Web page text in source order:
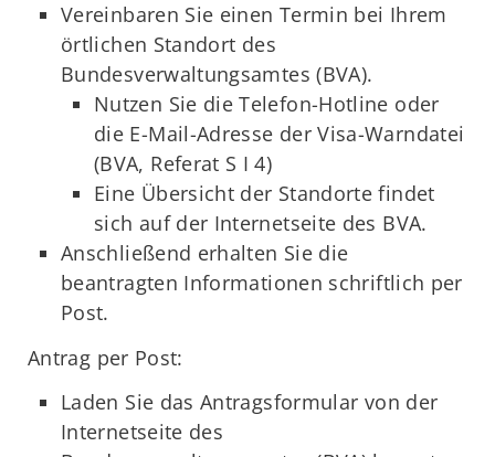
Vereinbaren Sie einen Termin bei Ihrem
örtlichen Standort des
Bundesverwaltungsamtes (BVA).
Nutzen Sie die Telefon-Hotline oder
die E-Mail-Adresse der Visa-Warndatei
(BVA, Referat S I 4)
Eine Übersicht der Standorte findet
sich auf der Internetseite des BVA.
Anschließend erhalten Sie die
beantragten Informationen schriftlich per
Post.
Antrag per Post:
Laden Sie das Antragsformular von der
Internetseite des